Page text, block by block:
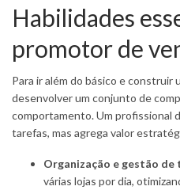
Habilidades
promotor de
Para ir além do básico e construir
desenvolver um conjunto de
comportamento. Um profissional
tarefas, mas agrega valor
Organização e gestão de
várias lojas por dia,